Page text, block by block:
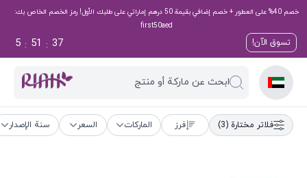
خصم 40% على العطور + خصم إضافي بقيمة 50 درهم إماراتي على طلبك الأول! رمز الخصم الخاص بك:
first50aed
تسوق الآن! 37
:
51
:
5
ابحث عن ماركة أو منتج
فلاتر مختارة (3) فرز الماركات السعر سنة الإصدار